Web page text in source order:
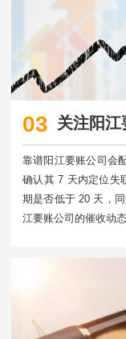
03 关注阳江
靠谱阳江要账公司会
确认其 7 天内定位失
期是否低于 20 天，
江要账公司的催收动态